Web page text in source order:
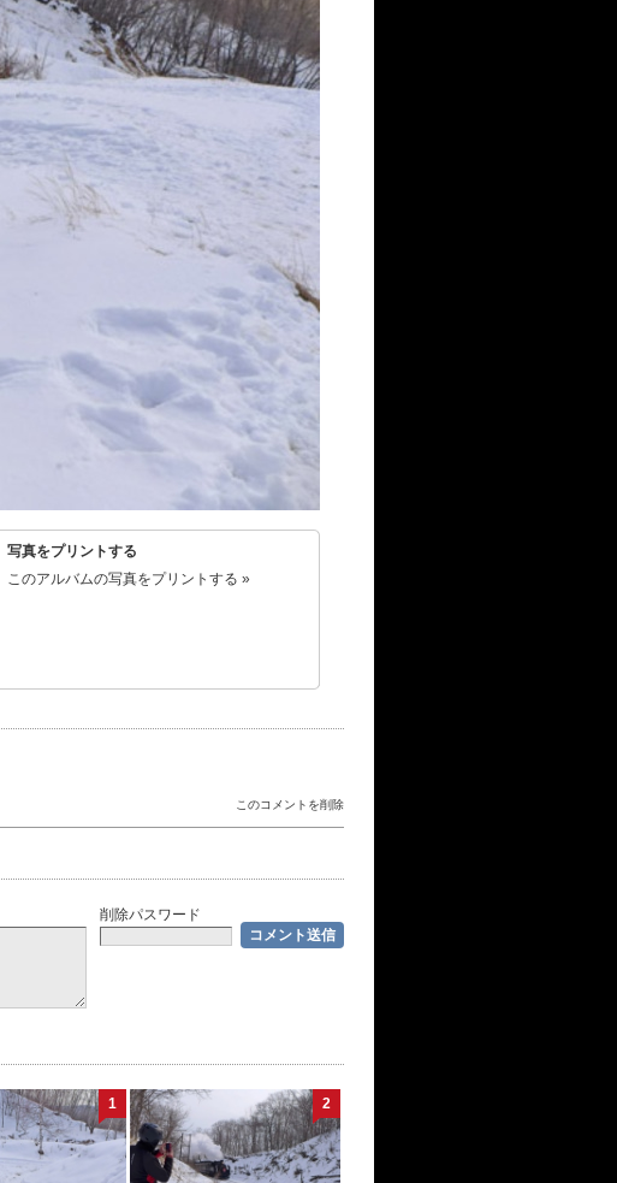
写真をプリントする
このアルバムの写真をプリントする »
このコメントを削除
削除パスワード
1 2